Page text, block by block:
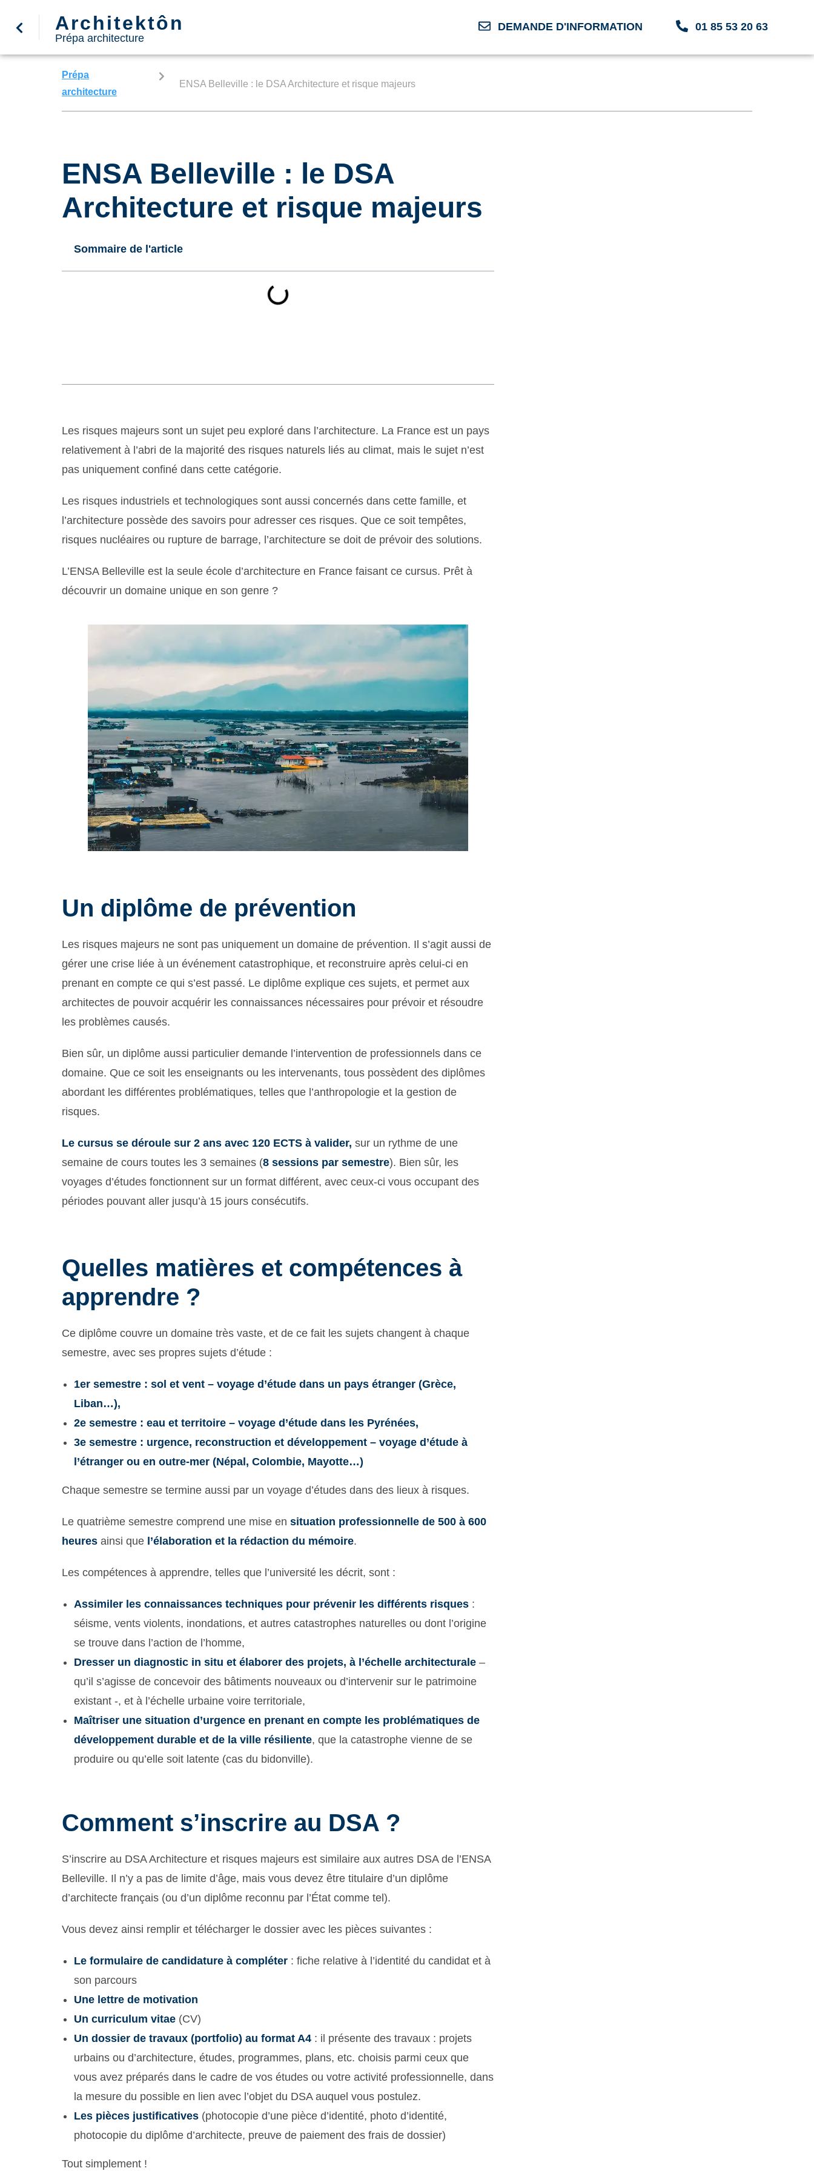
Architektôn
Prépa architecture
DEMANDE D'INFORMATION 01 85 53 20 63
Prépa
architecture
ENSA Belleville : le DSA Architecture et risque majeurs
ENSA Belleville : le DSA
Architecture et risque majeurs
Sommaire de l'article
Les risques majeurs sont un sujet peu exploré dans l’architecture. La France est un pays
relativement à l’abri de la majorité des risques naturels liés au climat, mais le sujet n’est
pas uniquement confiné dans cette catégorie.
Les risques industriels et technologiques sont aussi concernés dans cette famille, et
l’architecture possède des savoirs pour adresser ces risques. Que ce soit tempêtes,
risques nucléaires ou rupture de barrage, l’architecture se doit de prévoir des solutions.
L’ENSA Belleville est la seule école d’architecture en France faisant ce cursus. Prêt à
découvrir un domaine unique en son genre ?
Un diplôme de prévention
Les risques majeurs ne sont pas uniquement un domaine de prévention. Il s’agit aussi de
gérer une crise liée à un événement catastrophique, et reconstruire après celui-ci en
prenant en compte ce qui s’est passé. Le diplôme explique ces sujets, et permet aux
architectes de pouvoir acquérir les connaissances nécessaires pour prévoir et résoudre
les problèmes causés.
Bien sûr, un diplôme aussi particulier demande l’intervention de professionnels dans ce
domaine. Que ce soit les enseignants ou les intervenants, tous possèdent des diplômes
abordant les différentes problématiques, telles que l’anthropologie et la gestion de
risques.
Le cursus se déroule sur 2 ans avec 120 ECTS à valider, sur un rythme de une
semaine de cours toutes les 3 semaines (8 sessions par semestre). Bien sûr, les
voyages d’études fonctionnent sur un format différent, avec ceux-ci vous occupant des
périodes pouvant aller jusqu’à 15 jours consécutifs.
Quelles matières et compétences à
apprendre ?
Ce diplôme couvre un domaine très vaste, et de ce fait les sujets changent à chaque
semestre, avec ses propres sujets d’étude :
1er semestre : sol et vent – voyage d’étude dans un pays étranger (Grèce,
Liban…),
2e semestre : eau et territoire – voyage d’étude dans les Pyrénées,
3e semestre : urgence, reconstruction et développement – voyage d’étude à
l’étranger ou en outre-mer (Népal, Colombie, Mayotte…)
Chaque semestre se termine aussi par un voyage d’études dans des lieux à risques.
Le quatrième semestre comprend une mise en situation professionnelle de 500 à 600
heures ainsi que l’élaboration et la rédaction du mémoire.
Les compétences à apprendre, telles que l’université les décrit, sont :
Assimiler les connaissances techniques pour prévenir les différents risques :
séisme, vents violents, inondations, et autres catastrophes naturelles ou dont l’origine
se trouve dans l’action de l’homme,
Dresser un diagnostic in situ et élaborer des projets, à l’échelle architecturale –
qu’il s’agisse de concevoir des bâtiments nouveaux ou d’intervenir sur le patrimoine
existant -, et à l’échelle urbaine voire territoriale,
Maîtriser une situation d’urgence en prenant en compte les problématiques de
développement durable et de la ville résiliente, que la catastrophe vienne de se
produire ou qu’elle soit latente (cas du bidonville).
Comment s’inscrire au DSA ?
S’inscrire au DSA Architecture et risques majeurs est similaire aux autres DSA de l’ENSA
Belleville. Il n’y a pas de limite d’âge, mais vous devez être titulaire d’un diplôme
d’architecte français (ou d’un diplôme reconnu par l’État comme tel).
Vous devez ainsi remplir et télécharger le dossier avec les pièces suivantes :
Le formulaire de candidature à compléter : fiche relative à l’identité du candidat et à
son parcours
Une lettre de motivation
Un curriculum vitae (CV)
Un dossier de travaux (portfolio) au format A4 : il présente des travaux : projets
urbains ou d’architecture, études, programmes, plans, etc. choisis parmi ceux que
vous avez préparés dans le cadre de vos études ou votre activité professionnelle, dans
la mesure du possible en lien avec l’objet du DSA auquel vous postulez.
Les pièces justificatives (photocopie d’une pièce d’identité, photo d’identité,
photocopie du diplôme d’architecte, preuve de paiement des frais de dossier)
Tout simplement !